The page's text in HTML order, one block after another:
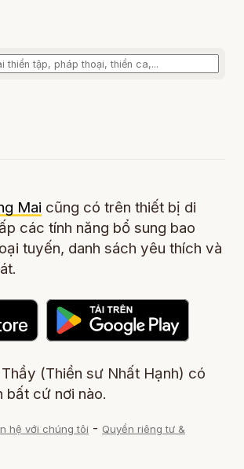
Mai cũng có trên thiết bị di
các tính năng bổ sung bao
tuyến, danh sách yêu thích và
(Thiền sư Nhất Hạnh) có
bất cứ nơi nào.
hệ với chúng tôi - Quyền riêng tư &